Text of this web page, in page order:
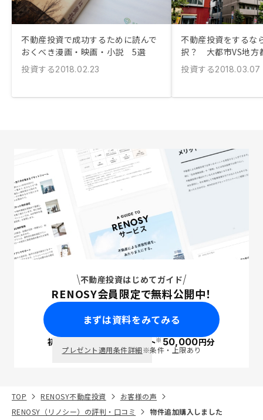
不動産投資で成功するために読んで
おくべき漫画・映画・小説 5選
投資する2018.02.23
不動産投資をするな
択？ 大都市VS地方
投資する2018.03.07
不動産投資はじめてガイド
RENOSY会員限定で無料公開中！
まずは資料をみてみる
初回面談で ポイント※50,000円分
プレゼント適用条件詳細※条件・上限あり
TOP RENOSY不動産投資
お客様の声
RENOSY（リノシー）の評判・口コミ
物件追加購入しました